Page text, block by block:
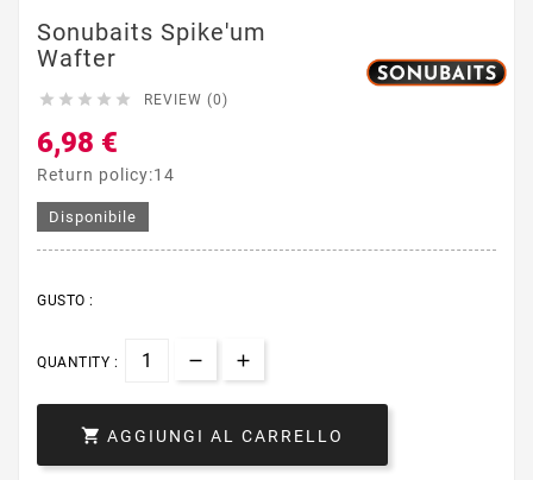
Sonubaits Spike'um
Wafter
     REVIEW (0)
6,98 €
Return policy:14
Disponibile
GUSTO :
QUANTITY :
 AGGIUNGI AL CARRELLO